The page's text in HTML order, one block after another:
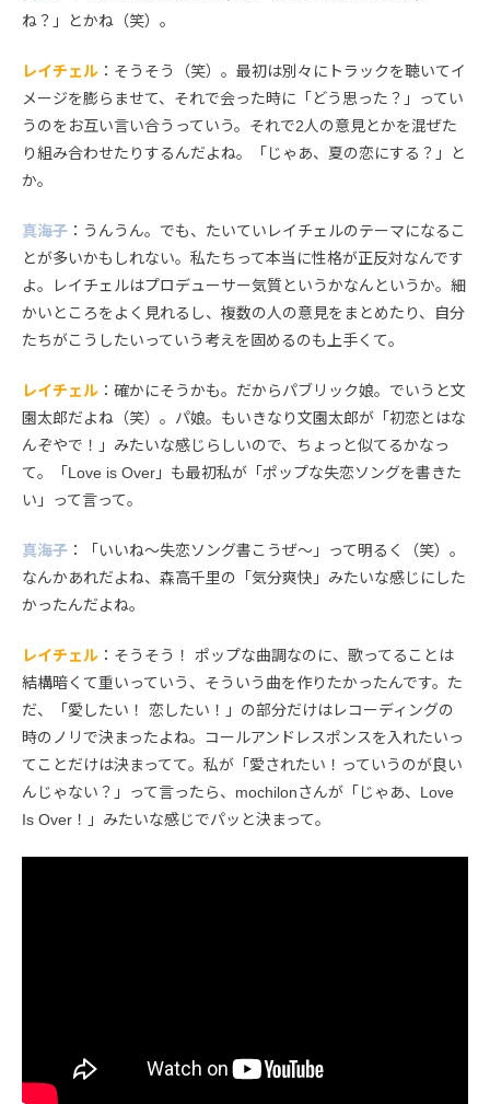
ね？」とかね（笑）。
レイチェル ：そうそう（笑）。最初は別々にトラックを聴いてイ
メージを膨らませて、それで会った時に「どう思った？」ってい
うのをお互い言い合うっていう。それで2人の意見とかを混ぜた
り組み合わせたりするんだよね。「じゃあ、夏の恋にする？」と
か。
真海子 ：うんうん。でも、たいていレイチェルのテーマになるこ
とが多いかもしれない。私たちって本当に性格が正反対なんです
よ。レイチェルはプロデューサー気質というかなんというか。細
かいところをよく見れるし、複数の人の意見をまとめたり、自分
たちがこうしたいっていう考えを固めるのも上手くて。
レイチェル ：確かにそうかも。だからパブリック娘。でいうと文
園太郎だよね（笑）。パ娘。もいきなり文園太郎が「初恋とはな
んぞやで！」みたいな感じらしいので、ちょっと似てるかなっ
て。「Love is Over」も最初私が「ポップな失恋ソングを書きた
い」って言って。
真海子 ：「いいね〜失恋ソング書こうぜ〜」って明るく（笑）。
なんかあれだよね、森高千里の「気分爽快」みたいな感じにした
かったんだよね。
レイチェル ：そうそう！ ポップな曲調なのに、歌ってることは
結構暗くて重いっていう、そういう曲を作りたかったんです。た
だ、「愛したい！ 恋したい！」の部分だけはレコーディングの
時のノリで決まったよね。コールアンドレスポンスを入れたいっ
てことだけは決まってて。私が「愛されたい！っていうのが良い
んじゃない？」って言ったら、mochilonさんが「じゃあ、Love
Is Over！」みたいな感じでパッと決まって。